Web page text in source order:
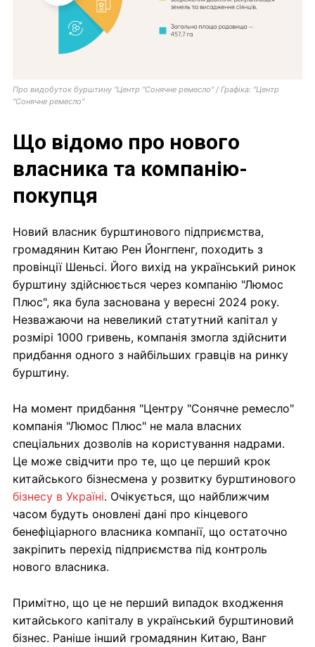
Про видобуток бурштину "Центр "Сонячне ремесло" / Графіка: "Центр
"Сонячне ремесло"
Що відомо про нового
власника та компанію-
покупця
Новий власник бурштинового підприємства,
громадянин Китаю Рен Йонгпенг, походить з
провінції Шеньсі. Його вихід на український ринок
бурштину здійснюється через компанію "Люмос
Плюс", яка була заснована у вересні 2024 року.
Незважаючи на невеликий статутний капітал у
розмірі 1000 гривень, компанія змогла здійснити
придбання одного з найбільших гравців на ринку
бурштину.
На момент придбання "Центру "Сонячне ремесло"
компанія "Люмос Плюс" не мала власних
спеціальних дозволів на користування надрами.
Це може свідчити про те, що це перший крок
китайського бізнесмена у розвитку бурштинового
бізнесу в Україні. Очікується, що найближчим
часом будуть оновлені дані про кінцевого
бенефіціарного власника компанії, що остаточно
закріпить перехід підприємства під контроль
нового власника.
Примітно, що це не перший випадок входження
китайського капіталу в український бурштиновий
бізнес. Раніше інший громадянин Китаю, Ванг